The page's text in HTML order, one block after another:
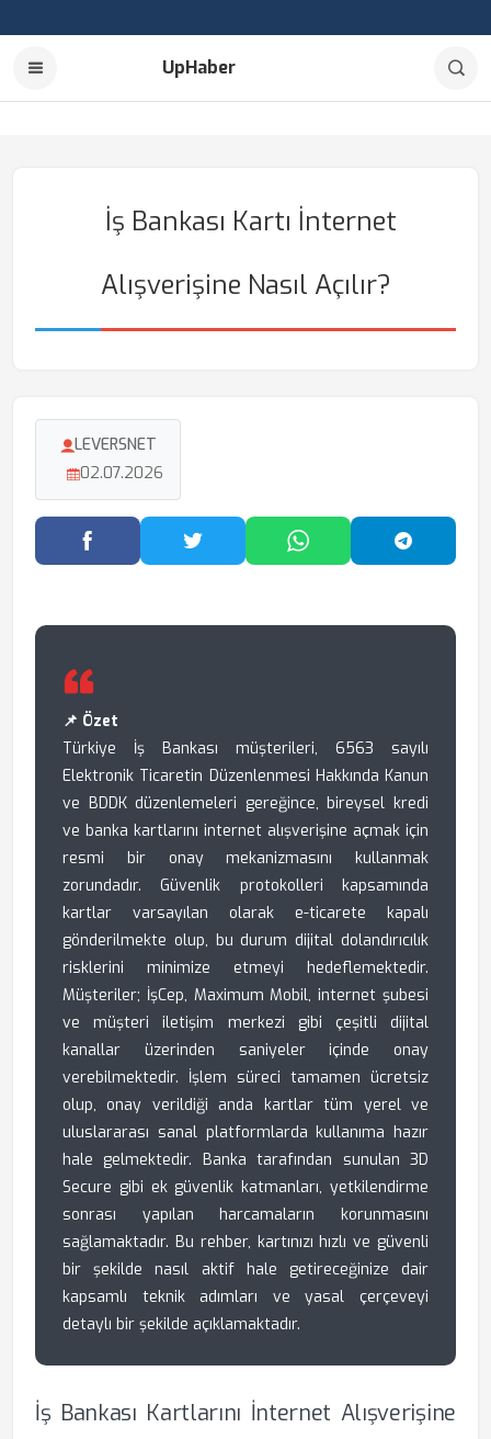
UpHaber
İş Bankası Kartı İnternet
Alışverişine Nasıl Açılır?
LEVERSNET
02.07.2026
Facebook'ta PaylaşTwitter'da PaylaşWhatsApp'ta Paylaş
📌 Özet
Türkiye İş Bankası müşterileri, 6563 sayılı
Elektronik Ticaretin Düzenlenmesi Hakkında Kanun
ve BDDK düzenlemeleri gereğince, bireysel kredi
ve banka kartlarını internet alışverişine açmak için
resmi bir onay mekanizmasını kullanmak
zorundadır. Güvenlik protokolleri kapsamında
kartlar varsayılan olarak e-ticarete kapalı
gönderilmekte olup, bu durum dijital dolandırıcılık
risklerini minimize etmeyi hedeflemektedir.
Müşteriler; İşCep, Maximum Mobil, internet şubesi
ve müşteri iletişim merkezi gibi çeşitli dijital
kanallar üzerinden saniyeler içinde onay
verebilmektedir. İşlem süreci tamamen ücretsiz
olup, onay verildiği anda kartlar tüm yerel ve
uluslararası sanal platformlarda kullanıma hazır
hale gelmektedir. Banka tarafından sunulan 3D
Secure gibi ek güvenlik katmanları, yetkilendirme
sonrası yapılan harcamaların korunmasını
sağlamaktadır. Bu rehber, kartınızı hızlı ve güvenli
bir şekilde nasıl aktif hale getireceğinize dair
kapsamlı teknik adımları ve yasal çerçeveyi
detaylı bir şekilde açıklamaktadır.
İş Bankası Kartlarını İnternet Alışverişine